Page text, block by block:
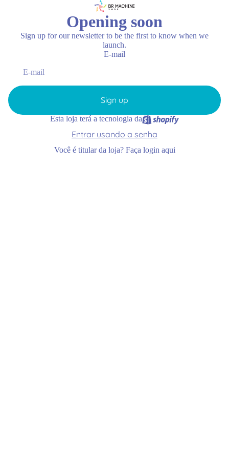
Opening soon
Sign up for our newsletter to be the first to know when we
launch.
E-mail
Sign up
Esta loja terá a tecnologia da
Entrar usando a senha
Você é titular da loja? Faça login aqui